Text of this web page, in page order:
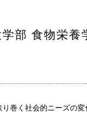
部 食物栄養
巻く社会的ニーズの